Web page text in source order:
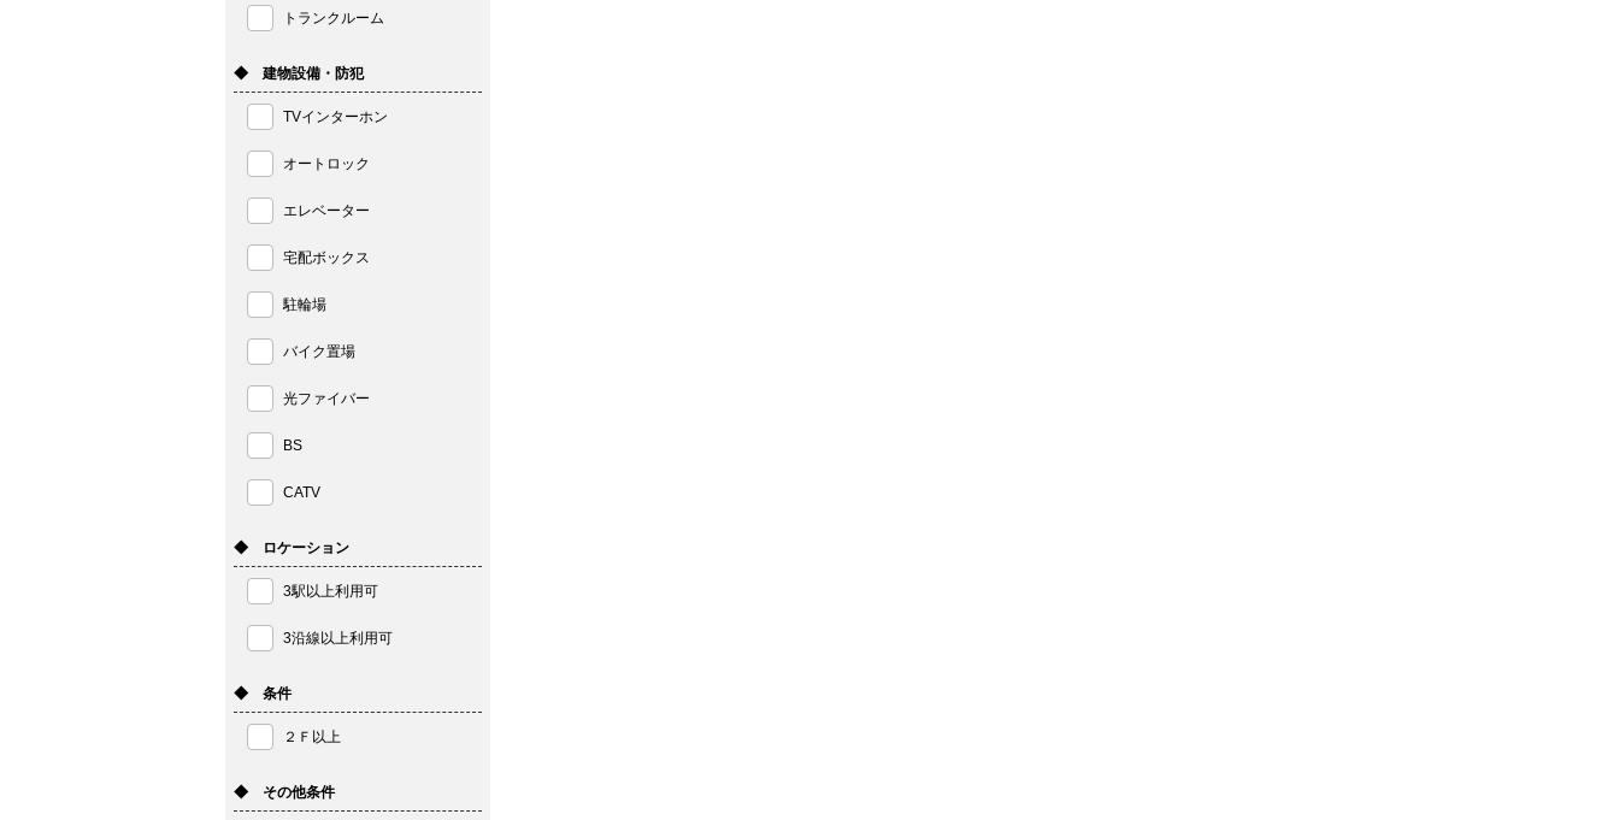
トランクルーム
◆ 建物設備・防犯
TVインターホン
オートロック
エレベーター
宅配ボックス
駐輪場
バイク置場
光ファイバー
BS
CATV
◆ ロケーション
3駅以上利用可
3沿線以上利用可
◆ 条件
２Ｆ以上
◆ その他条件